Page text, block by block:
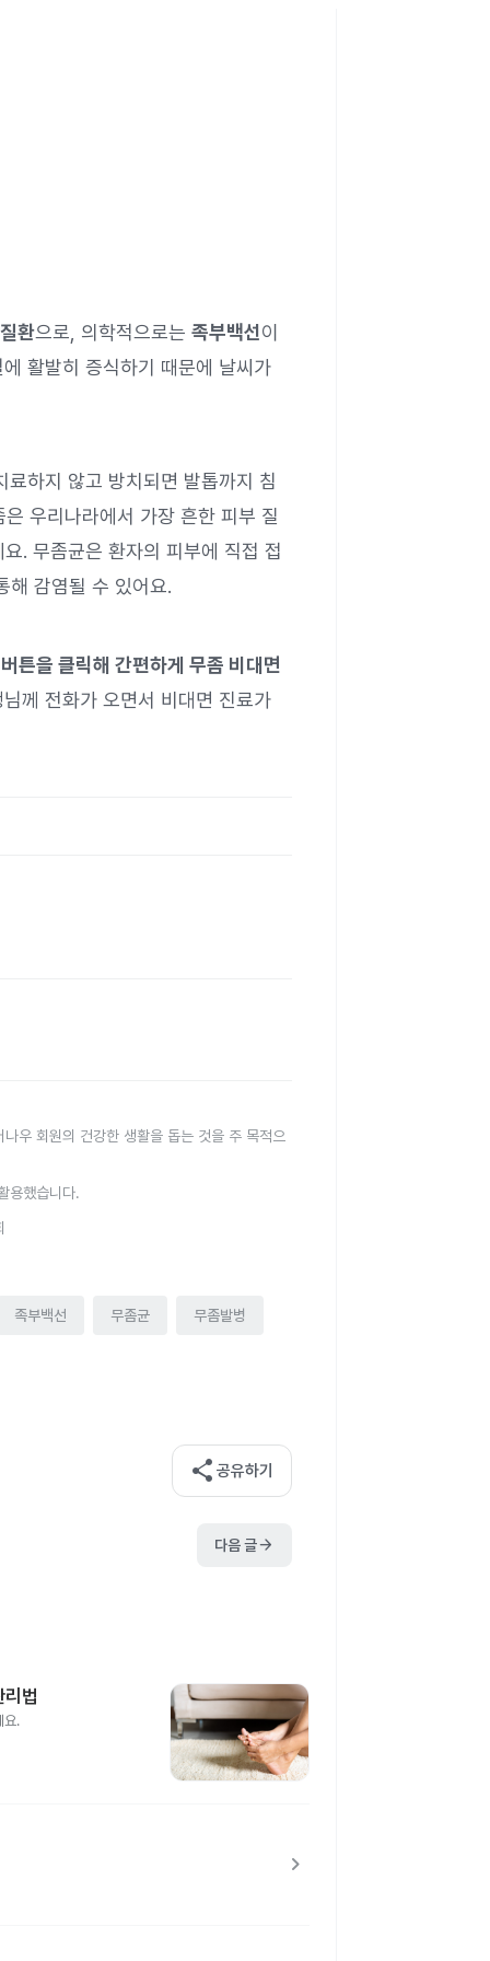
환으로, 의학적으로는 족부백선이
활발히 증식하기 때문에 날씨가
하지 않고 방치되면 발톱까지 침
우리나라에서 가장 흔한 피부 질
. 무좀균은 환자의 피부에 직접 접
해 감염될 수 있어요.
튼을 클릭해 간편하게 무좀 비대면
께 전화가 오면서 비대면 진료가
우 회원의 건강한 생활을 돕는 것을 주 목적으
용했습니다.
족부백선 무좀균 무좀발병
share 공유하기
다음 글arrow_forward
법
요.
chevron_right